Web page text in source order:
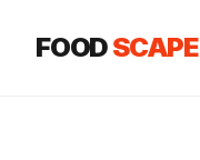
FOODSCAPE